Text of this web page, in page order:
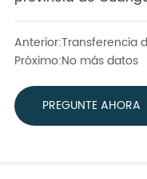
Anterior:Transferencia
Próximo:No más datos
PREGUNTE AHORA